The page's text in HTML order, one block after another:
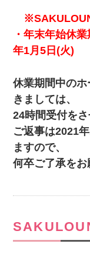
・年末年始休
年1月5日(火)
休業期間中の
きましては、
24時間受付をさ
ご返事は2021
ますので、
何卒ご了承をお